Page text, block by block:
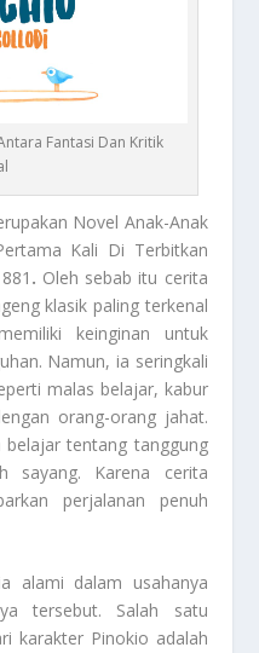
Fantasi Dan Kritik
Novel Anak-Anak
Kali Di Terbitkan
. Oleh sebab itu cerita
klasik paling terkenal
keinginan untuk
Namun, ia seringkali
malas belajar, kabur
orang-orang jahat.
belajar tentang tanggung
sayang. Karena cerita
perjalanan penuh
alami dalam usahanya
tersebut. Salah satu
karakter Pinokio adalah